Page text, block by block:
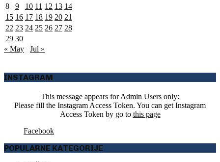
8
9 10 11 12 13 14
15 16 17 18 19 20 21
22 23 24 25 26 27 28
29 30
« May
Jul »
INSTAGRAM
This message appears for Admin Users only:
Please fill the Instagram Access Token. You can get Instagram
Access Token by go to this page
Facebook
POPULARNE KATEGORIJE